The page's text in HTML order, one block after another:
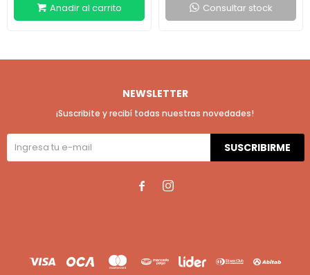
Consultar stock
NEWSLETTER
¡Suscribite y recibí todas nuestras novedades!
SUSCRIBIRME
 